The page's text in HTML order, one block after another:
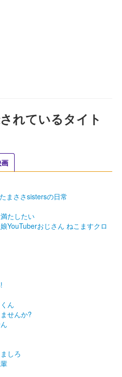
れているタイト
まささsistersの日常
たしたい
YouTuberおじさん ねこますクロ
ん
せんか?
しろ